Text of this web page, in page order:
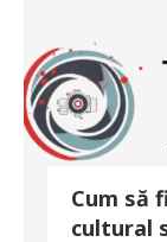
Cum să
cultural